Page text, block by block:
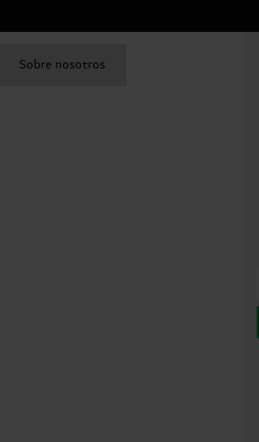
Sobre nosotros